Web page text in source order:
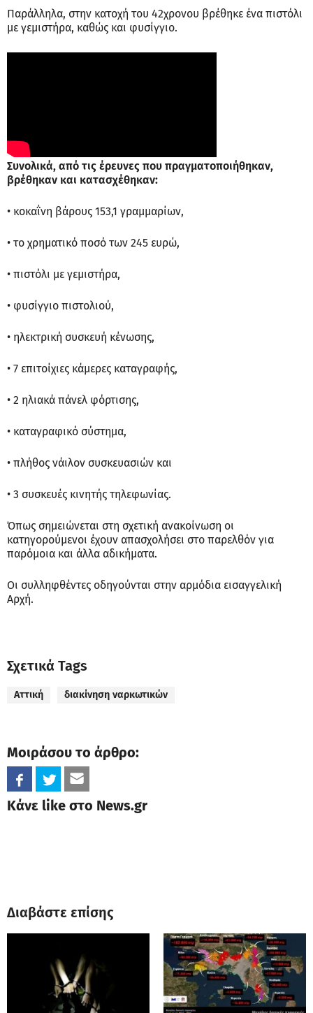
Παράλληλα, στην κατοχή του 42χρονου βρέθηκε ένα πιστόλι
με γεμιστήρα, καθώς και φυσίγγιο.
Συνολικά, από τις έρευνες που πραγματοποιήθηκαν,
βρέθηκαν και κατασχέθηκαν:
• κοκαΐνη βάρους 153,1 γραμμαρίων,
• το χρηματικό ποσό των 245 ευρώ,
• πιστόλι με γεμιστήρα,
• φυσίγγιο πιστολιού,
• ηλεκτρική συσκευή κένωσης,
• 7 επιτοίχιες κάμερες καταγραφής,
• 2 ηλιακά πάνελ φόρτισης,
• καταγραφικό σύστημα,
• πλήθος νάιλον συσκευασιών και
• 3 συσκευές κινητής τηλεφωνίας.
Όπως σημειώνεται στη σχετική ανακοίνωση οι
κατηγορούμενοι έχουν απασχολήσει στο παρελθόν για
παρόμοια και άλλα αδικήματα.
Οι συλληφθέντες οδηγούνται στην αρμόδια εισαγγελική
Αρχή.
Σχετικά Tags
Αττική διακίνηση ναρκωτικών
Μοιράσου το άρθρο:
Κάνε like στο News.gr
Διαβάστε επίσης